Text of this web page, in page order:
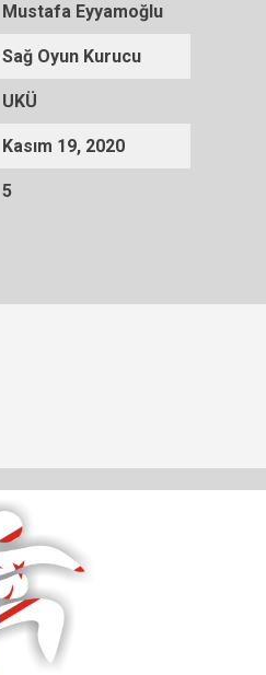
Mustafa Eyyamoğlu
Sağ Oyun Kurucu
UKÜ
Kasım 19, 2020
5